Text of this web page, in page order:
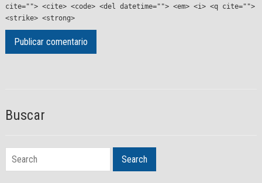
cite=""> <cite> <code> <del datetime=""> <em> <i> <q cite="">
<strike> <strong>
Buscar
Search Search